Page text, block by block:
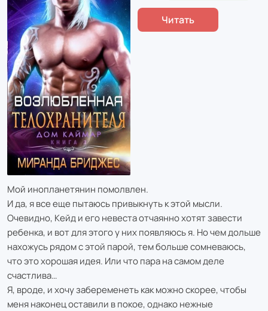
Читать
Мой инопланетянин помолвлен.
И да, я все еще пытаюсь привыкнуть к этой мысли.
Очевидно, Кейд и его невеста отчаянно хотят завести
ребенка, и вот для этого у них появляюсь я. Но чем дольше
нахожусь рядом с этой парой, тем больше сомневаюсь,
что это хорошая идея. Или что пара на самом деле
счастлива…
Я, вроде, и хочу забеременеть как можно скорее, чтобы
меня наконец оставили в покое, однако нежные